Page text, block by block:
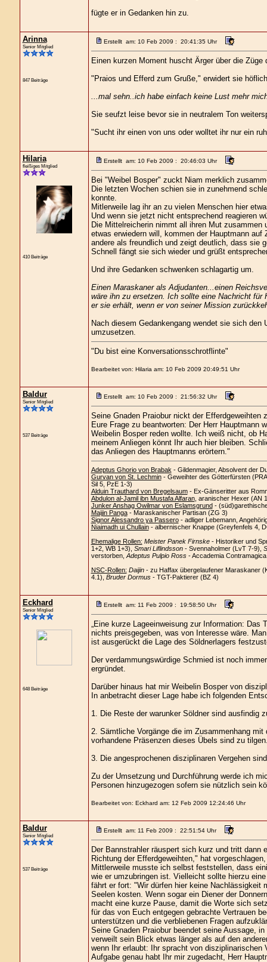
fügte er in Gedanken hin zu.
Arinna
Senior Mitglied
847 Beiträge
Erstellt am: 10 Feb 2009 : 20:41:35 Uhr
Einen kurzen Moment huscht Ärger über die Züge
"Praios und Efferd zum Gruße," erwidert sie
...mal sehn..ich habe einfach keine Lust mehr
Sie seufzt leise bevor sie in neutralem Ton
"Sucht ihr einen von uns oder wolltet ihr nur ein
Hilaria
fleißiges Mitglied
410 Beiträge
Erstellt am: 10 Feb 2009 : 20:46:03 Uhr
Bei "Weibel Bosper" zuckt Niam merklich
Die letzten Wochen schien sie in zunehmend
konnte.
Mitlerweile lag ihr an zu vielen Menschen hier
Und wenn sie jetzt nicht entsprechend reagieren
Die Mittelreicherin nimmt all ihren Mut
etwas erwiedern will, kommen der Hauptmann
andere als freundlich und zeigt deutlich, dass sie
Schnell fängt sie sich wieder und grüßt
Und ihre Gedanken schwenken schlagartig um.
Einen Maraskaner als Adjudanten...einen
wäre ihn zu ersetzen. Ich sollte eine Nachricht für
er sie erhält, wenn er von seiner Mission
Nach diesem Gedankengang wendet sie sich
umzusetzen.
"Du bist eine Konversationsschrotflinte"
Bearbeitet von: Hilaria am: 10 Feb 2009 20:49:51 Uhr
Baldur
Senior Mitglied
537 Beiträge
Erstellt am: 10 Feb 2009 : 21:56:32 Uhr
Seine Gnaden Praiobur nickt der
Eure Frage zu beantworten: Der Herr Hauptmann
Weibelin Bosper reden wollte. Ich weiß nicht, ob
meinem Anliegen könnt Ihr auch hier bleiben.
das Anliegen des Hauptmanns erörtern."
Adeptus Ghorio von Brabak - Gildenmagier, Absolvent der
Gurvan von St. Lechmin- Geweihter des Götterfürsten
Sil 5, PzE 1-3)
Alduin Trauthard von Bregelsaum- Ex-Gänseritter aus
Abdulon al-Jamil ibn Mustafa Alfaran, aranischer Hexer (AN
Junker Anshag Owilmar von Eslamsgrund-
Maijin Panga- Maraskanischer Partisan (ZG 3)
Signor Alessandro ya Passero- adliger Lebemann,
Niaimadh ui Chullain- albernischer Knappe (Greyfenfels 4,
Ehemalige Rollen: Meister Panek Firnske- Historiker und
1+2, WB 1+3), Smari Liflindsson- Svennaholmer (LvT 7-9),
verstorben, Adeptus Pulpio Ross- Accademia
NSC-Rollen: Daijin- zu Haffax übergelaufener Maraskaner
4.1), Bruder Dormus- TGT-Paktierer (BZ 4)
Eckhard
Senior Mitglied
648 Beiträge
Erstellt am: 11 Feb 2009 : 19:58:50 Uhr
„Eine kurze Lageeinweisung zur Information: Das
nichts preisgegeben, was von Interesse wäre.
ist ausgerückt die Lage des Söldnerlagers
Der verdammungswürdige Schmied ist noch
ergründet.
Darüber hinaus hat mir Weibelin Bosper von
In anbetracht dieser Lage habe ich folgenden
1. Die Reste der warunker Söldner sind ausfindig
2. Sämtliche Vorgänge die im Zusammenhang
vorhandene Präsenzen dieses Übels sind zu
3. Die angesprochenen disziplinaren Vergehen
Zu der Umsetzung und Durchführung werde ich
Personen hinzugezogen sofern sie nützlich sein
Bearbeitet von: Eckhard am: 12 Feb 2009 12:24:46 Uhr
Baldur
Senior Mitglied
537 Beiträge
Erstellt am: 11 Feb 2009 : 22:51:54 Uhr
Der Bannstrahler räuspert sich kurz und tritt dann
Richtung der Efferdgeweihten," hat
Mittlerweile musste ich selbst feststellen, dass
wie er umzubringen ist. Vielleicht sollte hierzu
fährt er fort: "Wir dürfen hier keine Nachlässigkeit
Seelen kosten. Wenn sogar ein Diener der
macht eine kurze Pause, damit die Worte sich
für das von Euch entgegen gebrachte Vertrauen
unterstützen und die verbliebenen Fragen
Seine Gnaden Praiobur beendet seine Aussage,
verweilt sein Blick etwas länger als auf den
wenn Ihr erlaubt: Ihr spracht von disziplinarischen
Aufgabe genau habt Ihr mir zugedacht, Herr